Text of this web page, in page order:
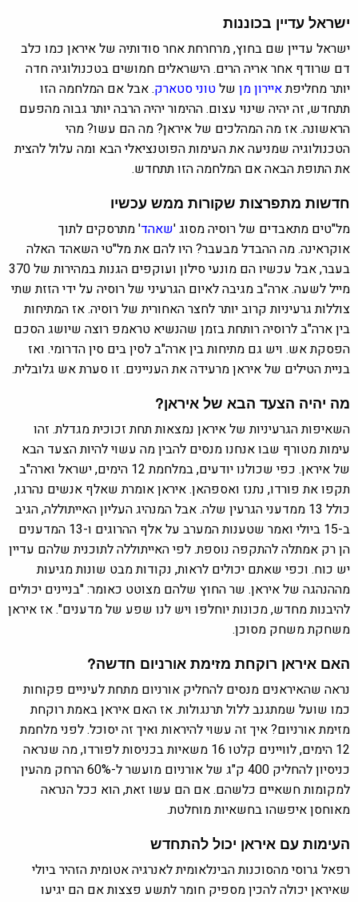
ישראל עדיין בכוננות
ישראל עדיין שם בחוץ, מרחרחת אחר סודותיה של איראן כמו כלב
דם שרודף אחר אריה הרים. הישראלים חמושים בטכנולוגיה חדה
יותר מחליפתאיירון מןשלטוני סטארק. אבל אם המלחמה הזו
תתחדש, זה יהיה שינוי עצום. ההימור יהיה הרבה יותר גבוה מהפעם
הראשונה. אז מה המהלכים של איראן? מה הם עשו? מהי
הטכנולוגיה שמניעה את העימות הפוטנציאלי הבא ומה עלול להצית
את התופת הבאה אם המלחמה הזו תתחדש.
חדשות מתפרצות שקורות ממש עכשיו
מל"טים מתאבדים של רוסיה מסוג 'שאהד' מתרסקים לתוך
אוקראינה. מה ההבדל מבעבר? היו להם את מל"טי השאהד האלה
בעבר, אבל עכשיו הם מונעי סילון ועוקפים הגנות במהירות של 370
מייל לשעה. ארה"ב מגיבה לאיום הגרעיני של רוסיה על ידי הזזת שתי
צוללות גרעיניות קרוב יותר לחצר האחורית של רוסיה. אז המתיחות
בין ארה"ב לרוסיה רותחת בזמן שהנשיא טראמפ רוצה שיושג הסכם
הפסקת אש. ויש גם מתיחות בין ארה"ב לסין בים סין הדרומי. ואז
בניית הטילים של איראן מרעידה את העניינים. זו סערת אש גלובלית.
מה יהיה הצעד הבא של איראן?
השאיפות הגרעיניות של איראן נמצאות תחת זכוכית מגדלת. זהו
עימות מטורף שבו אנחנו מנסים להבין מה עשוי להיות הצעד הבא
של איראן. כפי שכולנו יודעים, במלחמת 12 הימים, ישראל וארה"ב
תקפו את פורדו, נתנז ואספהאן. איראן אומרת שאלף אנשים נהרגו,
כולל 13 ממדעני הגרעין שלה. אבל המנהיג העליון האייתוללה, הגיב
ב-15 ביולי ואמר שטענות המערב על אלף ההרוגים ו-13 המדענים
הן רק אמתלה להתקפה נוספת. לפי האייתוללה לתוכנית שלהם עדיין
יש כוח. וכפי שאתם יכולים לראות, נקודות מבט שונות מגיעות
מההנהגה של איראן. שר החוץ שלהם מצוטט כאומר: "בניינים יכולים
להיבנות מחדש, מכונות יוחלפו ויש לנו שפע של מדענים". אז איראן
משחקת משחק מסוכן.
האם איראן רוקחת מזימת אורניום חדשה?
נראה שהאיראנים מנסים להחליק אורניום מתחת לעיניים פקוחות
כמו שועל שמתגנב ללול תרנגולות. אז האם איראן באמת רוקחת
מזימת אורניום? איך זה עשוי להיראות ואיך זה יסוכל. לפני מלחמת
12 הימים, לוויינים קלטו 16 משאיות בכניסות לפורדו, מה שנראה
כניסיון להחליק 400 ק"ג של אורניום מועשר ל-60% הרחק מהעין
למקומות חשאיים כלשהם. אם הם עשו זאת, הוא ככל הנראה
מאוחסן איפשהו בחשאיות מוחלטת.
העימות עם איראן יכול להתחדש
רפאל גרוסי מהסוכנות הבינלאומית לאנרגיה אטומית הזהיר ביולי
שאיראן יכולה להכין מספיק חומר לתשע פצצות אם הם יגיעו